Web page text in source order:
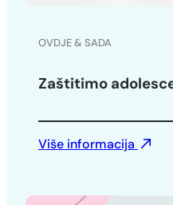
OVDJE & SADA
Zaštitimo
Više informacija